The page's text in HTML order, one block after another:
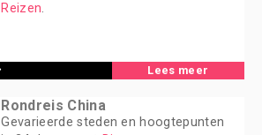
Reizen.
Lees meer
Rondreis China
Gevarieerde steden en hoogtepunten